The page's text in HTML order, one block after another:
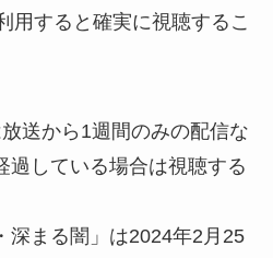
用すると確実に視聴するこ
送から1週間のみの配信な
過している場合は視聴する
深まる闇」は2024年2月25